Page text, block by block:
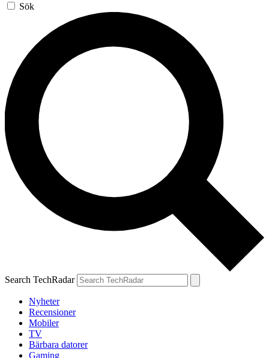
Sök
Search TechRadar
Nyheter
Recensioner
Mobiler
TV
Bärbara datorer
Gaming